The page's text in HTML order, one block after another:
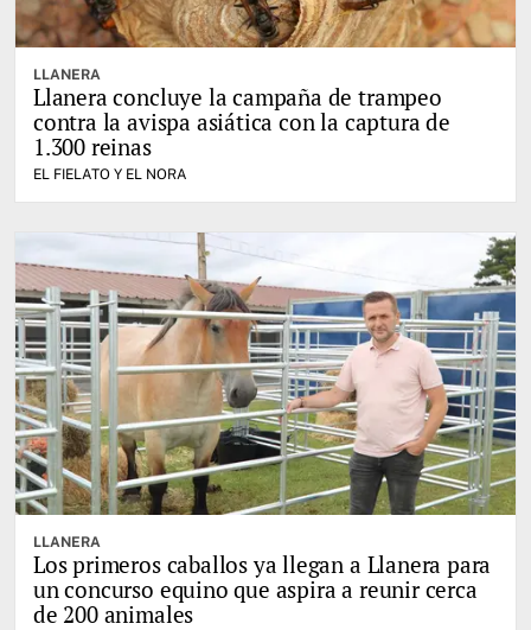
LLANERA
Llanera concluye la campaña de trampeo
contra la avispa asiática con la captura de
1.300 reinas
EL FIELATO Y EL NORA
LLANERA
Los primeros caballos ya llegan a Llanera para
un concurso equino que aspira a reunir cerca
de 200 animales